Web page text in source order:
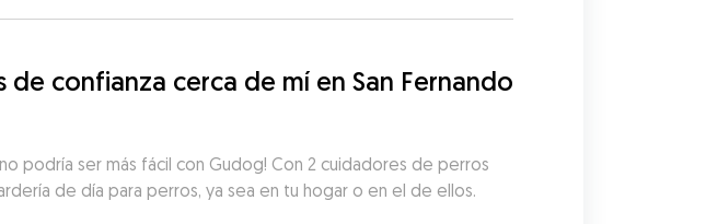
confianza cerca de mí en San Fernando
podría ser más fácil con Gudog! Con 2 cuidadores de perros
de día para perros, ya sea en tu hogar o en el de ellos.